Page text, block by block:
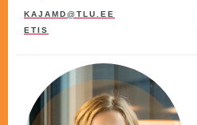
KAJAMD@TLU.EE
ETIS